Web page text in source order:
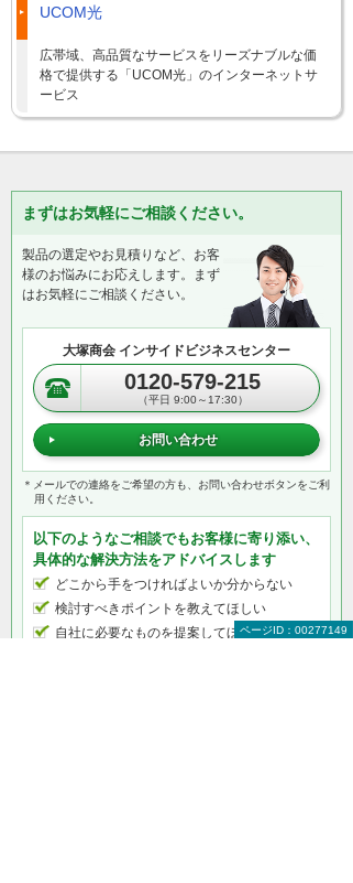
UCOM光
広帯域、高品質なサービスをリーズナブルな価
格で提供する「UCOM光」のインターネットサ
ービス
まずはお気軽にご相談ください。
製品の選定やお見積りなど、お客
様のお悩みにお応えします。まず
はお気軽にご相談ください。
大塚商会 インサイドビジネスセンター
0120-579-215
（平日 9:00～17:30）
お問い合わせ
＊メールでの連絡をご希望の方も、お問い合わせボタンをご利
用ください。
以下のようなご相談でもお客様に寄り添い、
具体的な解決方法をアドバイスします
どこから手をつければよいか分からない
検討すべきポイントを教えてほしい
自社に必要なものを提案してほしいページID：00277149